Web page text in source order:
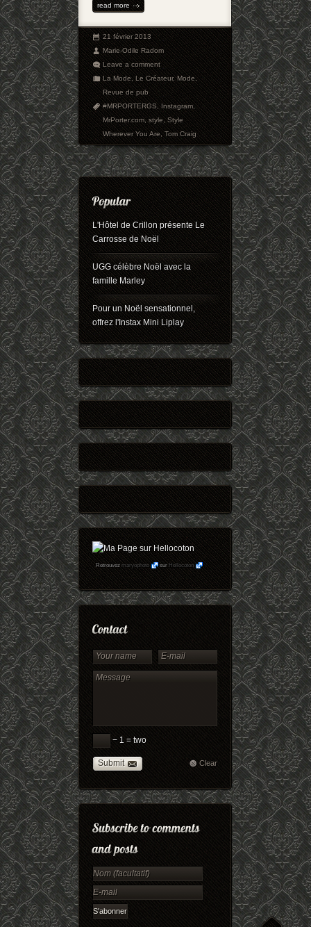
read more
21 février 2013
Marie-Odile Radom
Leave a comment
La Mode,Le Créateur,Mode,
Revue de pub
#MRPORTERGS,Instagram,
MrPorter.com,style,Style
Wherever You Are,Tom Craig
L'Hôtel de Crillon présente Le
Carrosse de Noël
UGG célèbre Noël avec la
famille Marley
Pour un Noël sensationnel,
offrez l'Instax Mini Liplay
Retrouvezmaryophoto surHellocoton
− 1 = two
Submit Clear